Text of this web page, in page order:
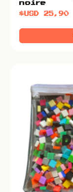
noire
$USD25,90